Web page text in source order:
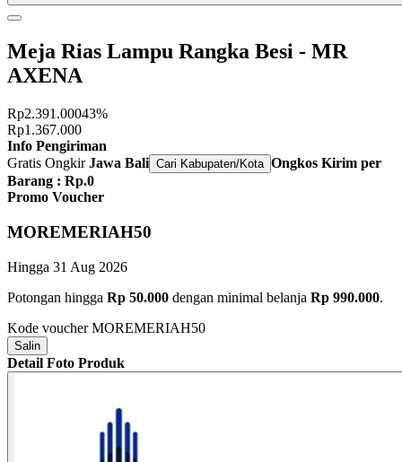
Meja Rias Lampu Rangka Besi - MR
AXENA
Rp2.391.00043%
Rp1.367.000
Info Pengiriman
Gratis OngkirJawa Bali Cari Kabupaten/Kota Ongkos Kirim per
Barang : Rp.0
Promo Voucher
MOREMERIAH50
Hingga 31 Aug 2026
Potongan hingga Rp 50.000 dengan minimal belanja Rp 990.000.
Kode voucherMOREMERIAH50
Salin
Detail Foto Produk